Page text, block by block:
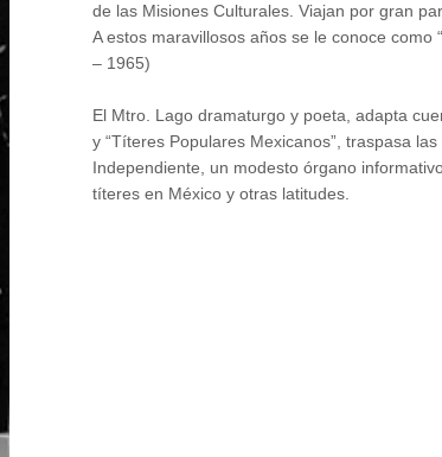
de las Misiones Culturales. Viajan por gran
A estos maravillosos años se le conoce como
– 1965)
El Mtro. Lago dramaturgo y poeta, adapta
y “Títeres Populares Mexicanos”, traspasa
Independiente, un modesto órgano
títeres en México y otras latitudes.